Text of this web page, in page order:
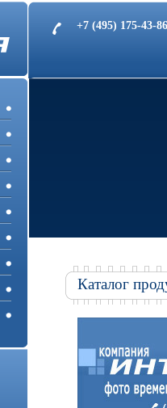
+7 (495) 175-43-
Каталог